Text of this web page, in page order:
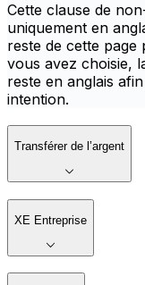
Cette clause de
uniquement en
reste de cette page
vous avez choisie,
reste en anglais
intention.
Transférer de l’argent
XE Entreprise